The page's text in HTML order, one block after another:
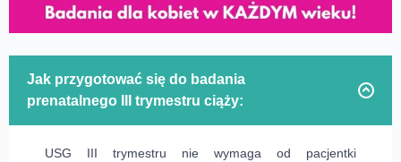
Jak przygotować się do badania
prenatalnego III trymestru ciąży:
USG III trymestru nie wymaga od pacjentki